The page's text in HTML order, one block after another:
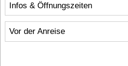
Infos & Öffnungszeiten
Vor der Anreise